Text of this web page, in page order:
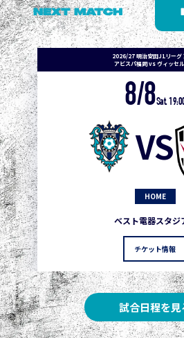
NEXT MATCH
2026/27 明治安田J1リーグ
アビスパ福岡 vs ヴィッセ
8/8Sat.
VS
HOME
ベスト電器スタジ
チケット情報
試合日程を見